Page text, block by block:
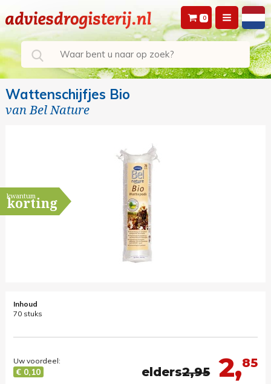
0
Wattenschijfjes Bio
vanBel Nature
kwantum
korting
Inhoud
70 stuks
2,85
elders2,95
Uw voordeel:
€ 0,10